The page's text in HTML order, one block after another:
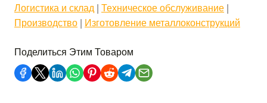
Логистика и склад | Техническое обслуживание
Производство | Изготовление металлоконструкций
Поделиться Этим Товаром